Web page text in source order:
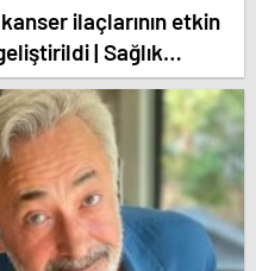
ilaçlarının etkin
| Sağlık